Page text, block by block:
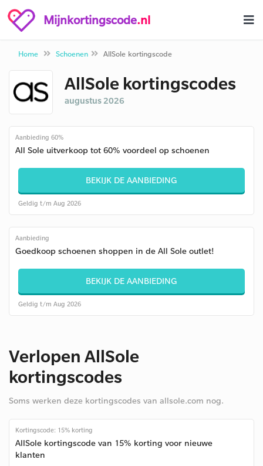
Mijnkortingscode.nl
Home Schoenen AllSole kortingscode
AllSole kortingscodes
augustus 2026
Aanbieding 60%
All Sole uitverkoop tot 60% voordeel op schoenen
BEKIJK DE AANBIEDING
Geldig t/m Aug 2026
Aanbieding
Goedkoop schoenen shoppen in de All Sole outlet!
BEKIJK DE AANBIEDING
Geldig t/m Aug 2026
Verlopen AllSole
kortingscodes
Soms werken deze kortingscodes van allsole.com nog.
Kortingscode: 15% korting
AllSole kortingscode van 15% korting voor nieuwe
klanten